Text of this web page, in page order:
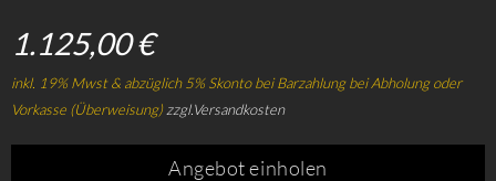
1.125,00 €
inkl. 19% Mwst & abzüglich 5% Skonto bei Barzahlung bei Abholung oder
Vorkasse (Überweisung)zzgl.Versandkosten
Angebot einholen